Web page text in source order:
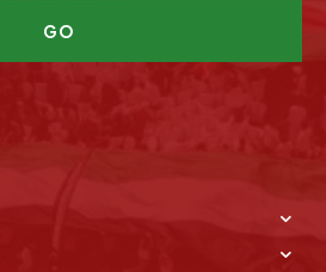
GO